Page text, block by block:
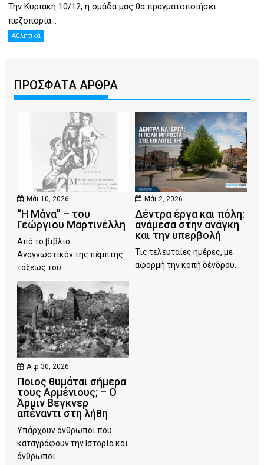
Την Κυριακή 10/12, η ομάδα μας θα πραγματοποιήσει
πεζοπορία...
Αθλητικά
ΠΡΟΣΦΑΤΑ ΑΡΘΡΑ
Μάι 10, 2026
“Η Μάνα” – του
Γεώργιου Μαρτινέλλη
Από το βιβλίο:
Αναγνωστικόν της πέμπτης
τάξεως του...
Μάι 2, 2026
Δέντρα έργα και πόλη:
ανάμεσα στην ανάγκη
και την υπερβολή
Τις τελευταίες ημέρες, με
αφορμή την κοπή δένδρου...
Απρ 30, 2026
Ποιος θυμάται σήμερα
τους Αρμένιους; – Ο
Άρμιν Βέγκνερ
απέναντι στη λήθη
Υπάρχουν άνθρωποι που
καταγράφουν την Ιστορία και
άνθρωποι...